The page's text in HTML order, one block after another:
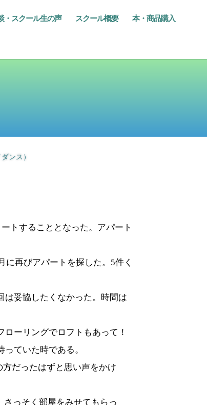
・スクール生の声 スクール概要 本・商品購入
ンス）
トすることとなった。アパート
に再びアパートを探した。 5件く
は妥協したくなかった。時間は
ーリングでロフトもあって！
ていた時である。
だったはずと思い声をかけ
っそく部屋をみせてもらっ